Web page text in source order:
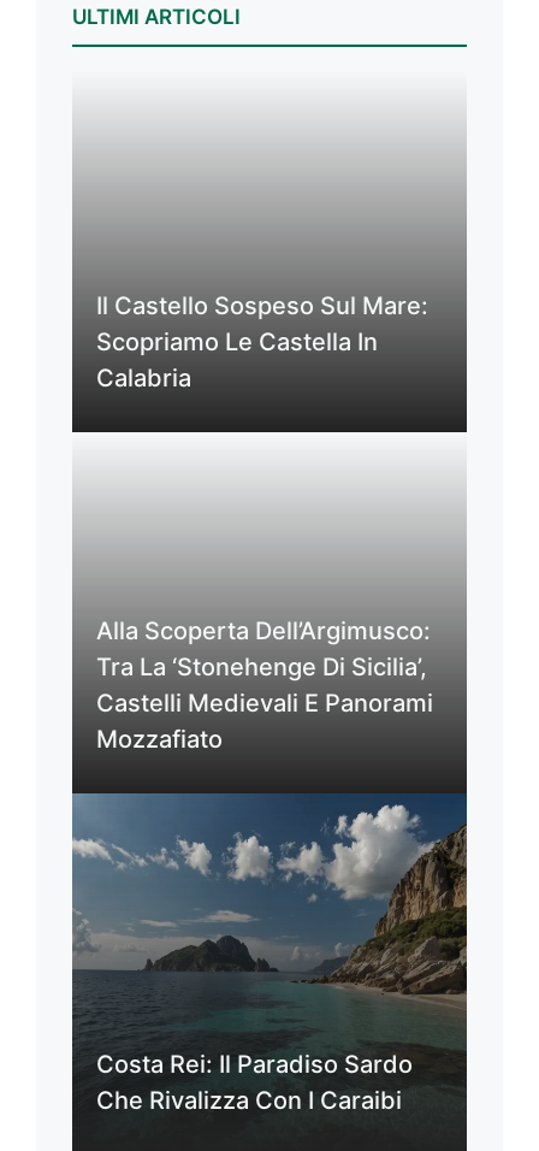
ULTIMI ARTICOLI
Il Castello Sospeso Sul Mare:
Scopriamo Le Castella In
Calabria
Alla Scoperta Dell’Argimusco:
Tra La ‘Stonehenge Di Sicilia’,
Castelli Medievali E Panorami
Mozzafiato
Costa Rei: Il Paradiso Sardo
Che Rivalizza Con I Caraibi